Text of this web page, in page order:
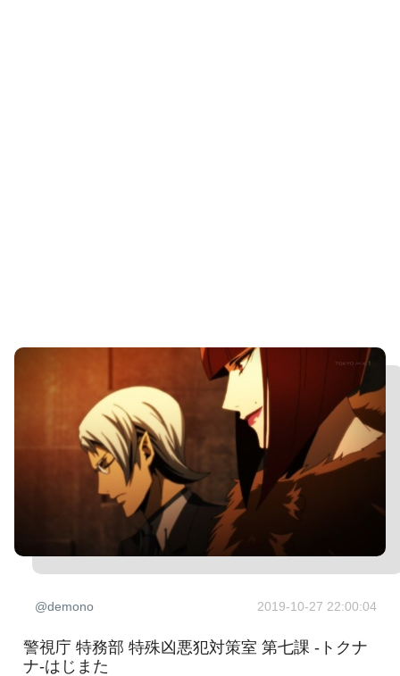
@demono 2019-10-27 22:00:04
警視庁 特務部 特殊凶悪犯対策室 第七課 -トクナ
ナ-はじまた